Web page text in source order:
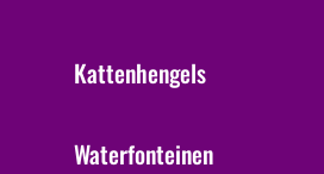
Kattenhengels
Waterfonteinen